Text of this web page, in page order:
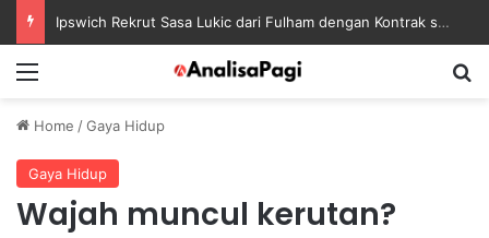
Ipswich Rekrut Sasa Lukic dari Fulham dengan Kontrak sampai 2030
Home /Gaya Hidup
Gaya Hidup
Wajah muncul kerutan?